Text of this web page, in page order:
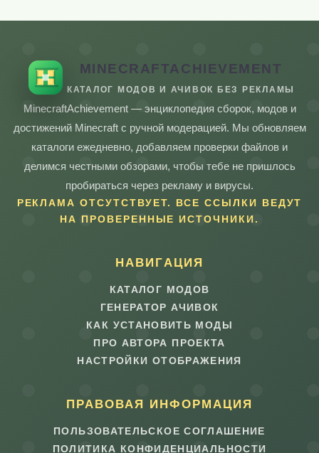
MINECRAFTACHIEVEMENT
КАТАЛОГ МОДОВ И АЧИВОК БЕЗ РЕКЛАМЫ
MinecraftAchievement — энциклопедия сборок, модов и
достижений Minecraft с ручной модерацией. Мы обновляем
каталоги ежедневно, добавляем проверки файлов и
делимся честными обзорами, чтобы тебе не пришлось
пробираться через рекламу и вирусы.
РЕКЛАМА ОТСУТСТВУЕТ. ВСЕ ССЫЛКИ ВЕДУТ
НА ПРОВЕРЕННЫЕ ИСТОЧНИКИ.
НАВИГАЦИЯ
КАТАЛОГ МОДОВ
ГЕНЕРАТОР АЧИВОК
КАК УСТАНОВИТЬ МОДЫ
ПРО АВТОРА ПРОЕКТА
НАСТРОЙКИ ОТОБРАЖЕНИЯ
ПРАВОВАЯ ИНФОРМАЦИЯ
ПОЛЬЗОВАТЕЛЬСКОЕ СОГЛАШЕНИЕ
ПОЛИТИКА КОНФИДЕНЦИАЛЬНОСТИ